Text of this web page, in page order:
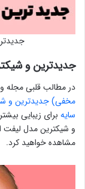
جدیدترین و
در مطالب قلبی مجله
مخفی) جدیدترین و شیک
سایه برای زیبایی
و شیکترین مدل لیفت
مشاهده خواهید کرد.